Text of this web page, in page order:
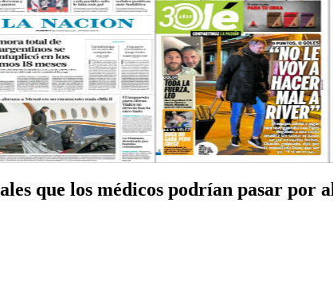
que los médicos podrían pasar por